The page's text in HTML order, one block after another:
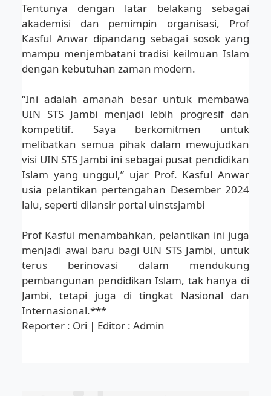
Tentunya dengan latar belakang sebagai
akademisi dan pemimpin organisasi, Prof
Kasful Anwar dipandang sebagai sosok yang
mampu menjembatani tradisi keilmuan Islam
dengan kebutuhan zaman modern.
“Ini adalah amanah besar untuk membawa
UIN STS Jambi menjadi lebih progresif dan
kompetitif. Saya berkomitmen untuk
melibatkan semua pihak dalam mewujudkan
visi UIN STS Jambi ini sebagai pusat pendidikan
Islam yang unggul,” ujar Prof. Kasful Anwar
usia pelantikan pertengahan Desember 2024
lalu, seperti dilansir portal uinstsjambi
Prof Kasful menambahkan, pelantikan ini juga
menjadi awal baru bagi UIN STS Jambi, untuk
terus berinovasi dalam mendukung
pembangunan pendidikan Islam, tak hanya di
Jambi, tetapi juga di tingkat Nasional dan
Internasional.***
Reporter : Ori | Editor : Admin